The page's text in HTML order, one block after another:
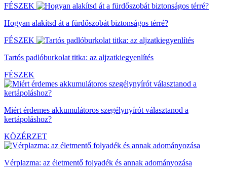
FÉSZEK
Hogyan alakítsd át a fürdőszobát biztonságos térré?
FÉSZEK
Tartós padlóburkolat titka: az aljzatkiegyenlítés
FÉSZEK
Miért érdemes akkumulátoros szegélynyírót választanod a
kertápoláshoz?
KÖZÉRZET
Vérplazma: az életmentő folyadék és annak adományozása